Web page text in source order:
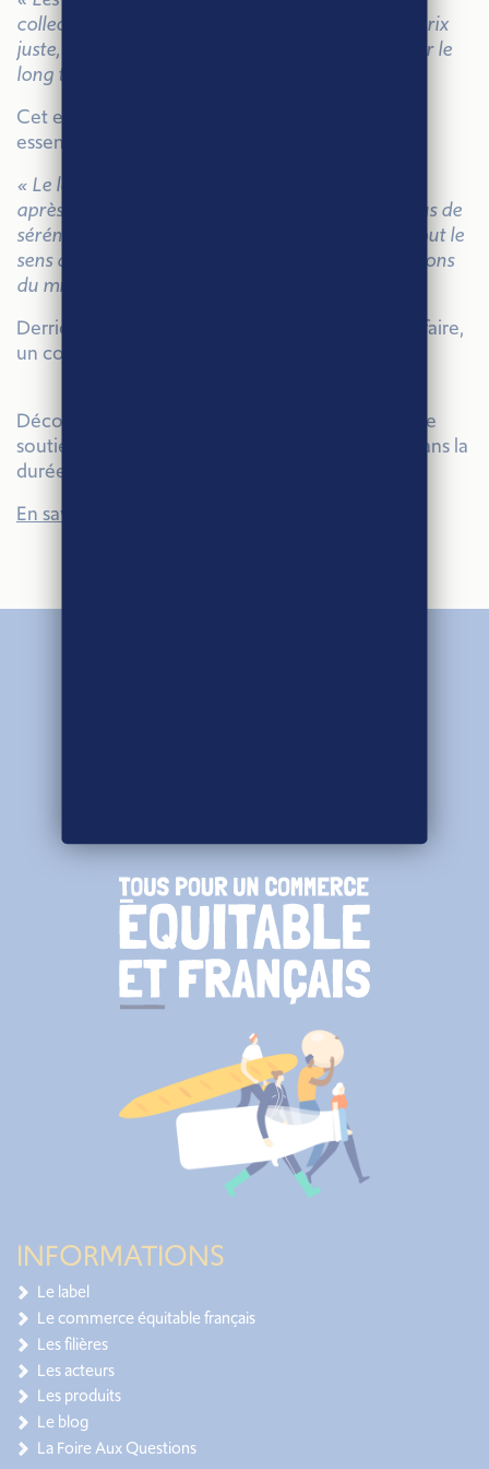
collectif organisé autour de principes clairs : un prix
juste, une durée d’engagement et une visibilité sur le
long terme. »
Cet engagement apporte un cadre sécurisant,
essentiel pour exercer le métier dans la durée.
« Le label Agri-Éthique nous accompagne année
après année. Il nous permet de travailler avec plus de
sérénité et de nous projeter dans l’avenir. C’est tout le
sens de notre engagement au sein des Compagnons
du miel. »
Derrière chaque cuillère de miel, il y a un savoir-faire,
un collectif et des engagements durables.
Découvrez comment le label Agri-Éthique France
soutient les apiculteurs et les filières françaises dans la
durée.
En savoir plus sur le label
INFORMATIONS
Le label
Le commerce équitable français
Les filières
Les acteurs
Les produits
Le blog
La Foire Aux Questions